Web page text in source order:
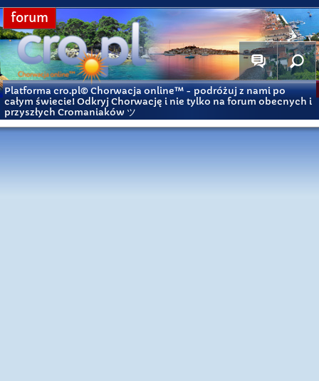
forum
Platforma cro.pl© Chorwacja online™ - podróżuj z nami po
całym świecie! Odkryj Chorwację i nie tylko na forum obecnych i
przyszłych Cromaniaków ツ